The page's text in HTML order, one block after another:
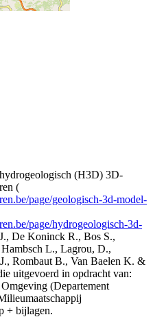
(H3D) 3D-
(
page/geologisch-3d-model-
page/hydrogeologisch-3d-
De Koninck R., Bos S.,
L., Lagrou, D.,
Rombaut B., Van Baelen K. &
uitgevoerd in opdracht van:
(Departement
+ bijlagen.